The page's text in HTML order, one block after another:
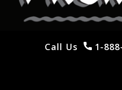
Call Us 1-